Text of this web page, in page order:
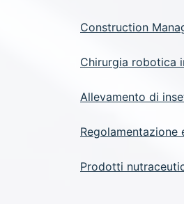
Construction
Chirurgia robotica
Allevamento di
Prodotti